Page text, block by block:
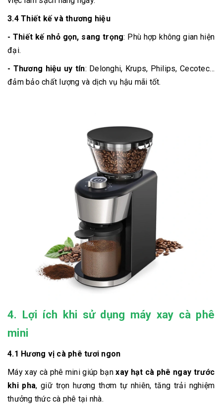
3.4 Thiết kế và thương hiệu
- Thiết kế nhỏ gọn, sang trọng: Phù hợp không gian hiện
đại.
- Thương hiệu uy tín: Delonghi, Krups, Philips, Cecotec…
đảm bảo chất lượng và dịch vụ hậu mãi tốt.
4. Lợi ích khi sử dụng máy xay cà phê
mini
4.1 Hương vị cà phê tươi ngon
Máy xay cà phê mini giúp bạnxay hạt cà phê ngay trước
khi pha, giữ trọn hương thơm tự nhiên, tăng trải nghiệm
thưởng thức cà phê tại nhà.